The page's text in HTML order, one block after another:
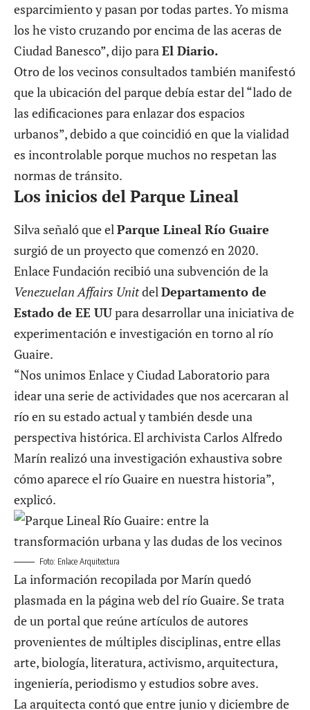
esparcimiento y pasan por todas partes. Yo misma
los he visto cruzando por encima de las aceras de
Ciudad Banesco”, dijo paraEl Diario.
Otro de los vecinos consultados también manifestó
que la ubicación del parque debía estar del “lado de
las edificaciones para enlazar dos espacios
urbanos”, debido a que coincidió en que la vialidad
es incontrolable porque muchos no respetan las
normas de tránsito.
Los inicios del Parque Lineal
Silva señaló que el Parque Lineal Río Guaire
surgió de un proyecto que comenzó en 2020.
Enlace Fundación recibió una subvención de la
Venezuelan Affairs Unitdel Departamento de
Estado de EE UUpara desarrollar una iniciativa de
experimentación e investigación en torno al río
Guaire.
“Nos unimos Enlace y Ciudad Laboratorio para
idear una serie de actividades que nos acercaran al
río en su estado actual y también desde una
perspectiva histórica. El archivista Carlos Alfredo
Marín realizó una investigación exhaustiva sobre
cómo aparece el río Guaire en nuestra historia”,
explicó.
Foto: Enlace Arquitectura
La información recopilada por Marín quedó
plasmada en la página web del río Guaire. Se trata
de un portal que reúne artículos de autores
provenientes de múltiples disciplinas, entre ellas
arte, biología, literatura, activismo, arquitectura,
ingeniería, periodismo y estudios sobre aves.
La arquitecta contó que entre junio y diciembre de